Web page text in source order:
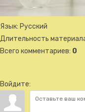
Язык: Русский
Длительность
Всего комментариев: 0
Войдите: